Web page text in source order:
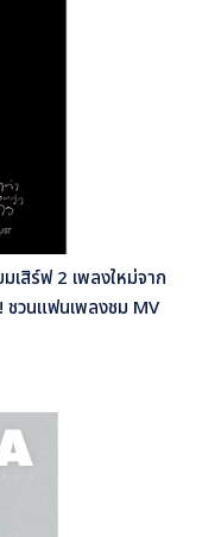
เสิร์ฟ 2 เพลงใหม่จาก
ชวนแฟนเพลงชม MV